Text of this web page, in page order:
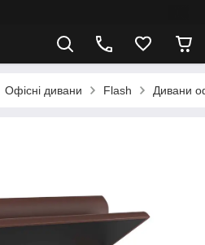
Офісні дивани Flash Дивани